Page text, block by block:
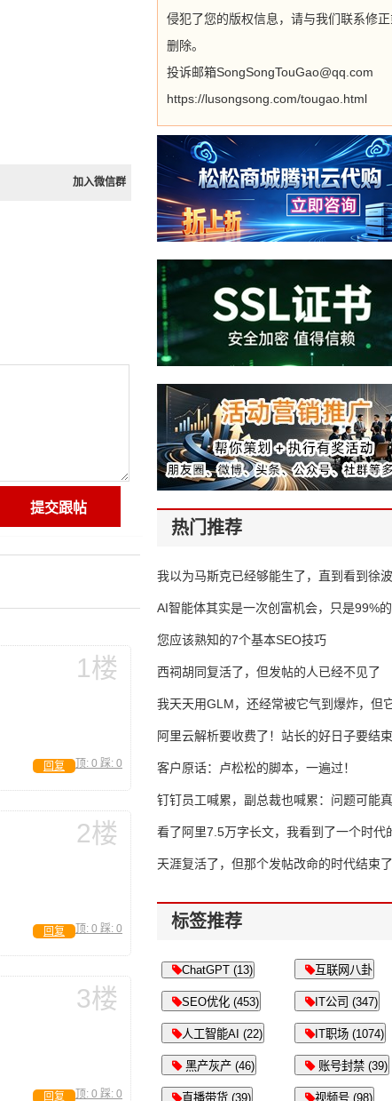
加入微信群
1楼
顶: 0 踩: 0
回复
2楼
顶: 0 踩: 0
回复
3楼
顶: 0 踩: 0
回复
侵犯了您的版权信息，请与我们联系修
删除。
投诉邮箱SongSongTouGao@qq.com
https://lusongsong.com/tougao.html
热门推荐
我以为马斯克已经够能生了，直到看到
AI智能体其实是一次创富机会，只是99%
错过了
您应该熟知的7个基本SEO技巧
西祠胡同复活了，但发帖的人已经不见了
我天天用GLM，还经常被它气到爆炸，但
16万亿
阿里云解析要收费了！站长的好日子要结
客户原话：卢松松的脚本，一遍过！
钉钉员工喊累，副总裁也喊累：问题可能
了
看了阿里7.5万字长文，我看到了一个时代
天涯复活了，但那个发帖改命的时代结束了
标签推荐
ChatGPT (13) 互联网八卦
SEO优化 (453) IT公司 (347)
人工智能AI (22) IT职场 (1074)
黑产灰产 (46) 账号封禁 (39)
直播带货 (39) 视频号 (98)